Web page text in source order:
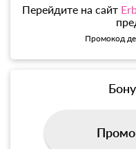
Перейдите на сайт
Промокод